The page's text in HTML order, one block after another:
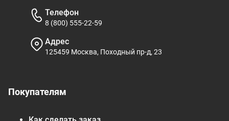
Покупателям
Телефон
8 (800) 555-22-59
Адрес
125459 Москва, Походный пр-д, 23